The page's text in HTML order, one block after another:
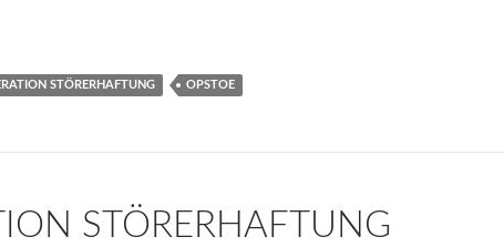
STÖRERHAFTUNG OPSTOE
STÖRERHAFTUNG